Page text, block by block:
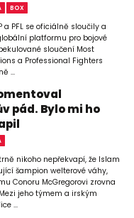
BOX
a PFL se oficiálně sloučily a
platformu pro bojové
sloučení Most
a Professional Fighters
...
pád. Bylo mi ho
nikoho nepřekvapí, že Islam
šampion welterové váhy,
Conoru McGregorovi zrovna
jeho týmem a irským
...